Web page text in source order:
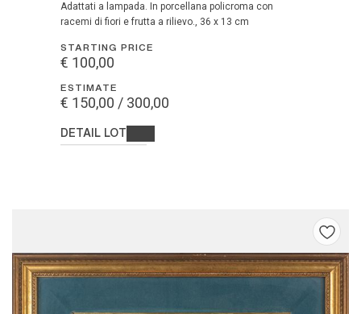
Adattati a lampada. In porcellana policroma con
racemi di fiori e frutta a rilievo., 36 x 13 cm
STARTING PRICE
€ 100,00
ESTIMATE
€ 150,00 / 300,00
DETAIL LOT